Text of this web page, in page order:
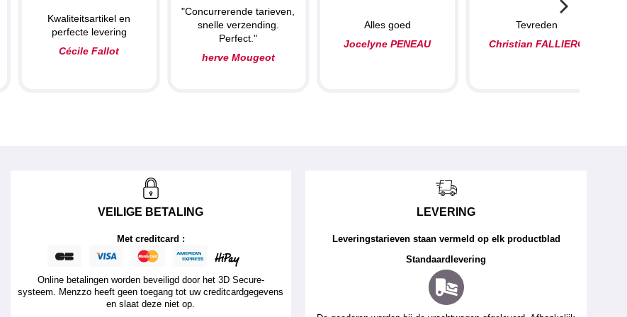
Kwaliteitsartikel en
perfecte levering
Cécile Fallot
"Concurrerende tarieven,
snelle verzending.
Perfect."
herve Mougeot
Alles goed
Jocelyne PENEAU
Tevreden
Christian FALLIERO
VEILIGE BETALING
Met creditcard :
Online betalingen worden beveiligd door het 3D Secure-
systeem. Menzzo heeft geen toegang tot uw creditcardgegevens
en slaat deze niet op.
LEVERING
Leveringstarieven staan vermeld op elk productblad
Standaardlevering